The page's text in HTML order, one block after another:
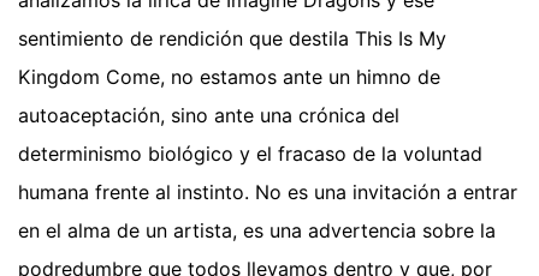
sentimiento de rendición que destila This Is My
Kingdom Come, no estamos ante un himno de
autoaceptación, sino ante una crónica del
determinismo biológico y el fracaso de la voluntad
humana frente al instinto. No es una invitación a entrar
en el alma de un artista, es una advertencia sobre la
podredumbre que todos llevamos dentro y que, por